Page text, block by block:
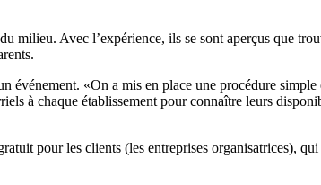
milieu. Avec l’expérience, ils se sont aperçus que
«On a mis en place une procédure simple
à chaque établissement pour connaître leurs
pour les clients (les entreprises organisatrices),